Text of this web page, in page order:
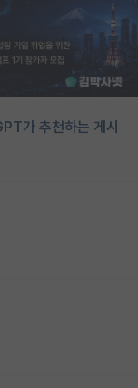
가 추천하는 게시